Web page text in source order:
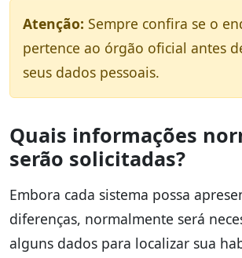
Atenção: Sempre confira se o
pertence ao órgão oficial antes
seus dados pessoais.
Quais informações
serão solicitadas?
Embora cada sistema possa
diferenças, normalmente será
alguns dados para localizar sua